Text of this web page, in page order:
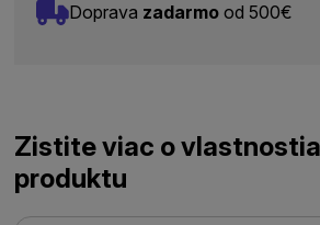
Doprava zadarmo od 500€
Zistite viac o
produktu